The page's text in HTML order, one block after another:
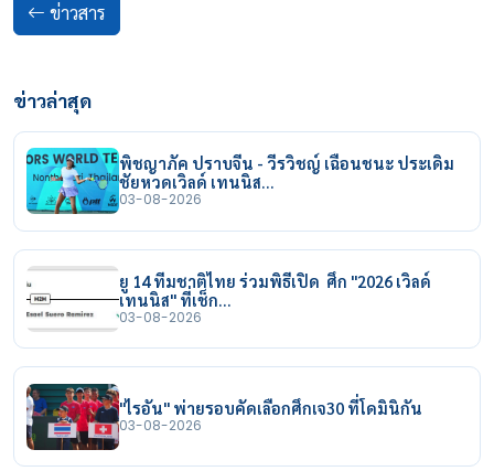
ข่าวสาร
ข่าวล่าสุด
พิชญาภัค ปราบจีน - วีรวิชญ์ เฉือนชนะ ประเดิม
ชัยหวดเวิลด์ เทนนิส…
03-08-2026
ยู 14 ทีมชาติไทย ร่วมพิธีเปิด ศึก "2026 เวิลด์
เทนนิส" ที่เช็ก…
03-08-2026
"ไรอัน" พ่ายรอบคัดเลือกศึกเจ30 ที่โดมินิกัน
03-08-2026